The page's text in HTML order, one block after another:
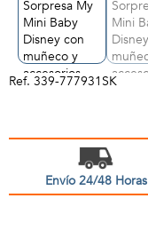
Ref. 339-777931SK
Envío 24/48 Horas